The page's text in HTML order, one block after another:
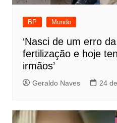
BP Mundo
‘Nasci de um erro
fertilização e hoje
irmãos’
Geraldo Naves 24